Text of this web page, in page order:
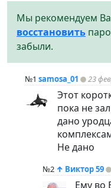
Мы рекомендуем
восстановить
забыли.
№1 samosa_01 23
Этот
пока не
дано
Не дано
№2 ↑ Виктор 59
Ему во